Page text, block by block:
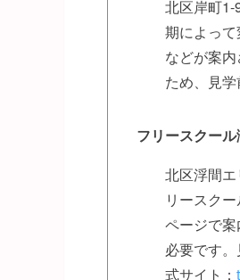
北区岸町1-
期によっ
などが案
ため、見
フリースクー
北区浮間
リースク
ページで
必要です
式サイト：